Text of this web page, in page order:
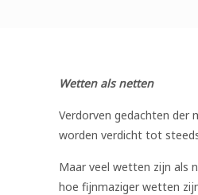
Wetten als netten
Verdorven gedachten der
worden verdicht tot
Maar veel wetten zijn als
hoe fijnmaziger wetten